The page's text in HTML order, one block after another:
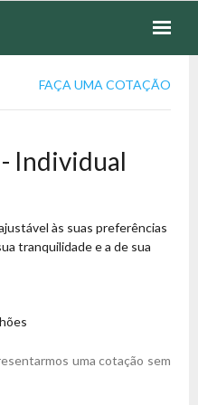
FAÇA UMA COTAÇÃO
Individual
às suas preferências
tranquilidade e a de sua
uma cotação sem